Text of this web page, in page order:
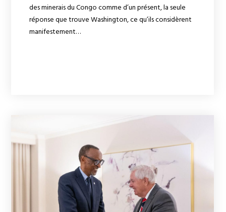
des minerais du Congo comme d’un présent, la seule
réponse que trouve Washington, ce qu’ils considèrent
manifestement…